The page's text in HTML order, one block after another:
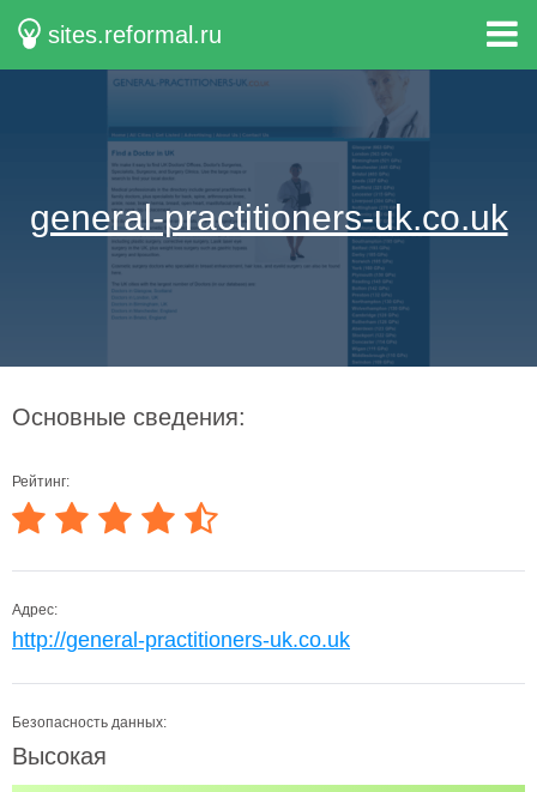
sites.reformal.ru
general-practitioners-uk.co.uk
Основные сведения:
Рейтинг:
Адрес:
http://general-practitioners-uk.co.uk
Безопасность данных:
Высокая